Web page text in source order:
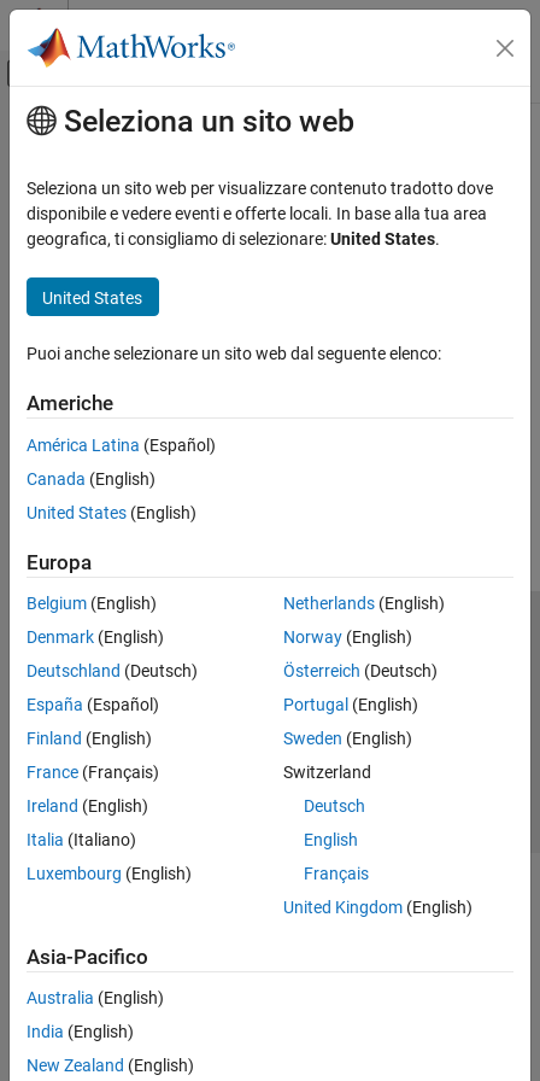
Vai al contenuto
Attiva/disattiva menu di navigazione
Pagina iniziale della documentazione
Contenuto principale
How useful was this information?
Seleziona un sito web
Seleziona un sito web per visualizzare contenuto tradotto dove
disponibile e vedere eventi e offerte locali. In base alla tua area
geografica, ti consigliamo di selezionare:United States.
United States
Puoi anche selezionare un sito web dal seguente elenco:
Americhe
América Latina (Español)
Canada (English)
United States (English)
Europa
Belgium (English)
Denmark (English)
Deutschland (Deutsch)
España (Español)
Finland (English)
France (Français)
Ireland (English)
Italia (Italiano)
Luxembourg (English)
Netherlands(English)
Norway(English)
Österreich (Deutsch)
Portugal (English)
Sweden (English)
Switzerland
Deutsch
English
Français
United Kingdom(English)
Asia-Pacifico
Australia (English)
India (English)
New Zealand (English)
Centro di fiducia
Informativa sulla privacy
Antipirateria
Stato dell'applicazione
Contatti
© 1994-2026 The MathWorks, Inc.